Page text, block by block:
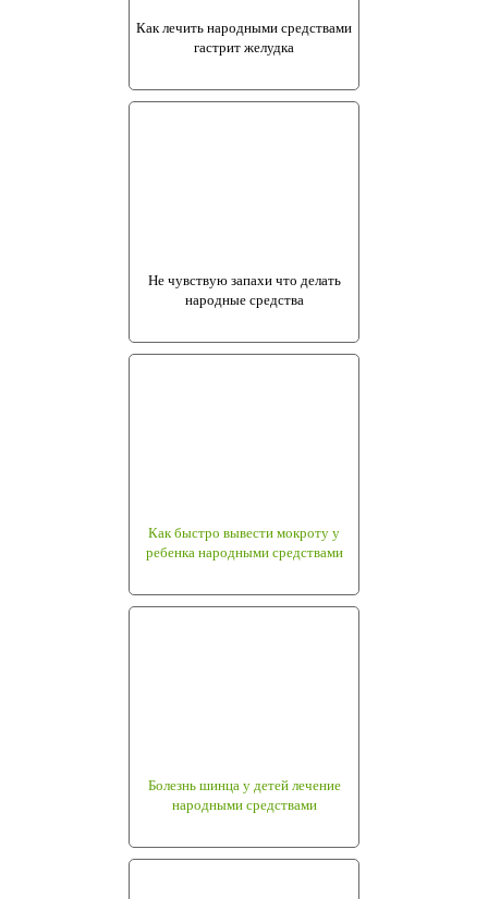
Как лечить народными средствами
гастрит желудка
Не чувствую запахи что делать
народные средства
Как быстро вывести мокроту у
ребенка народными средствами
Болезнь шинца у детей лечение
народными средствами